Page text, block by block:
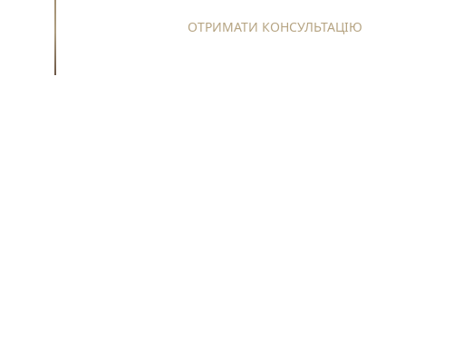
ОТРИМАТИ КОНСУЛЬТАЦІЮ